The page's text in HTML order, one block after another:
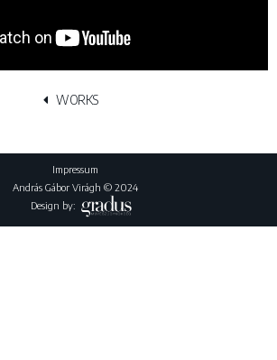
WORKS
Impressum
András Gábor Virágh © 2024
Design by: